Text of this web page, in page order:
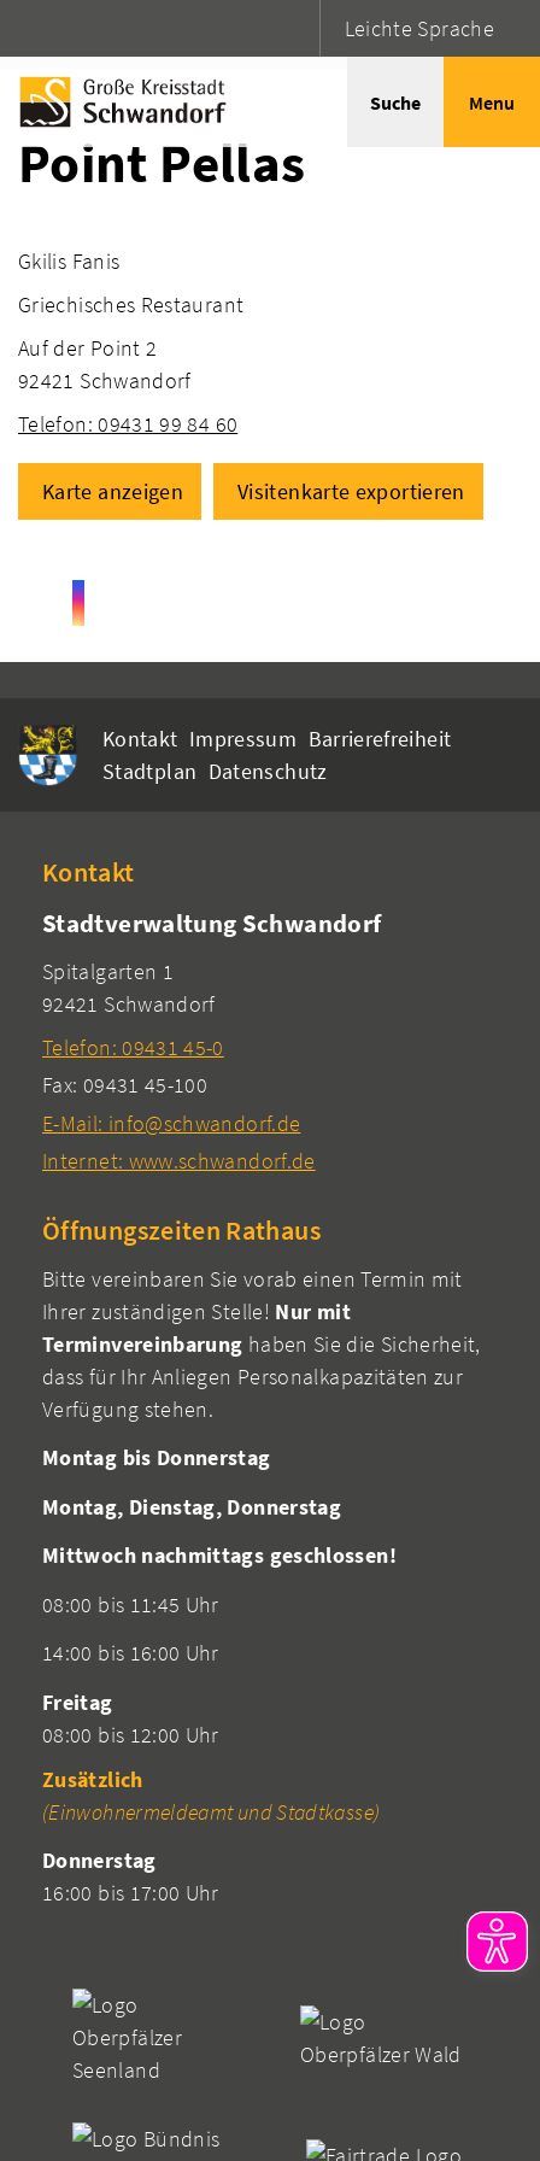
Leichte Sprache
Suche Menu
Point Pellas
Gkilis Fanis
Griechisches Restaurant
Auf der Point 2
92421 Schwandorf
Telefon: 09431 99 84 60
Karte anzeigen Visitenkarte exportieren
Kontakt Impressum Barrierefreiheit
Stadtplan Datenschutz
Kontakt
Stadtverwaltung Schwandorf
Spitalgarten 1
92421 Schwandorf
Telefon: 09431 45-0
Fax: 09431 45-100
E-Mail: info@schwandorf.de
Internet: www.schwandorf.de
Öffnungszeiten Rathaus
Bitte vereinbaren Sie vorab einen Termin mit
Ihrer zuständigen Stelle! Nur mit
Terminvereinbarung haben Sie die Sicherheit,
dass für Ihr Anliegen Personalkapazitäten zur
Verfügung stehen.
Montag bis Donnerstag
Montag, Dienstag, Donnerstag
Mittwoch nachmittags geschlossen!
08:00 bis 11:45 Uhr
14:00 bis 16:00 Uhr
Freitag
08:00 bis 12:00 Uhr
Zusätzlich
(Einwohnermeldeamt und Stadtkasse)
Donnerstag
16:00 bis 17:00 Uhr